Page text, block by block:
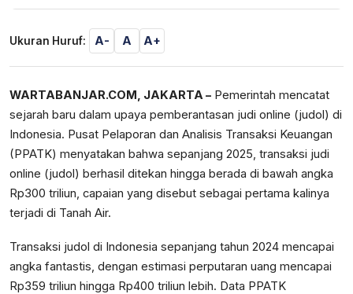
Ukuran Huruf: A- A A+
WARTABANJAR.COM, JAKARTA – Pemerintah mencatat
sejarah baru dalam upaya pemberantasan judi online (judol) di
Indonesia. Pusat Pelaporan dan Analisis Transaksi Keuangan
(PPATK) menyatakan bahwa sepanjang 2025, transaksi judi
online (judol) berhasil ditekan hingga berada di bawah angka
Rp300 triliun, capaian yang disebut sebagai pertama kalinya
terjadi di Tanah Air.
Transaksi judol di Indonesia sepanjang tahun 2024 mencapai
angka fantastis, dengan estimasi perputaran uang mencapai
Rp359 triliun hingga Rp400 triliun lebih. Data PPATK